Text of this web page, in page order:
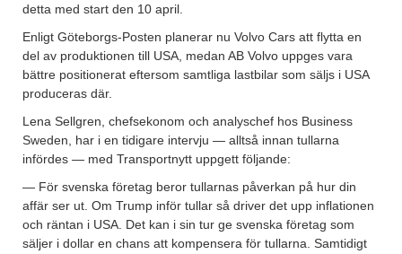
detta med start den 10 april.
Enligt Göteborgs-Posten planerar nu Volvo Cars att flytta en
del av produktionen till USA, medan AB Volvo uppges vara
bättre positionerat eftersom samtliga lastbilar som säljs i USA
produceras där.
Lena Sellgren, chefsekonom och analyschef hos Business
Sweden, har i en tidigare intervju — alltså innan tullarna
infördes — med Transportnytt uppgett följande:
— För svenska företag beror tullarnas påverkan på hur din
affär ser ut. Om Trump inför tullar så driver det upp inflationen
och räntan i USA. Det kan i sin tur ge svenska företag som
säljer i dollar en chans att kompensera för tullarna. Samtidigt